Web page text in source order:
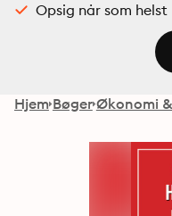
Opsig når som helst
Hjem Bøger Økonomi &